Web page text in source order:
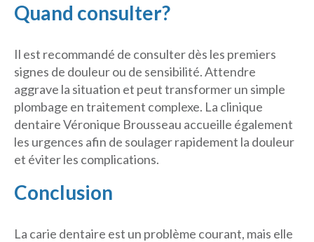
Quand consulter?
Il est recommandé de consulter dès les premiers
signes de douleur ou de sensibilité. Attendre
aggrave la situation et peut transformer un simple
plombage en traitement complexe. La clinique
dentaire Véronique Brousseau accueille également
les urgences afin de soulager rapidement la douleur
et éviter les complications.
Conclusion
La carie dentaire est un problème courant, mais elle